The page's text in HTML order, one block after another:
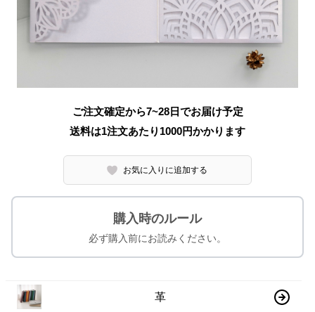
ご注文確定から7~28日でお届け予定
送料は1注文あたり 1000円かかります
お気に入りに追加する
購入時のルール
必ず購入前にお読みください。
革